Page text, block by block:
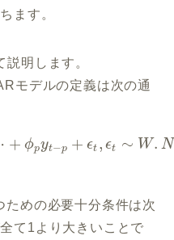
ます。
明します。
モデルの定義は次の通
+ ϕpyt−p + ϵt , ϵt ∼ W. N
ための必要十分条件は次
て1より大きいことで